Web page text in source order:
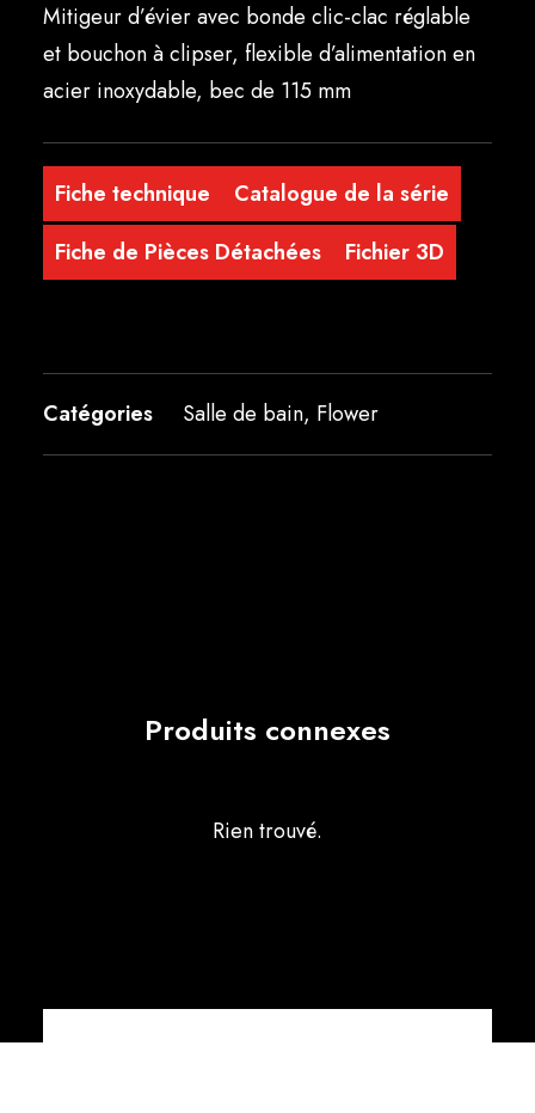
Mitigeur d’évier avec bonde clic-clac réglable
et bouchon à clipser, flexible d’alimentation en
acier inoxydable, bec de 115 mm
Fiche technique
Catalogue de la série
Fiche de Pièces Détachées
Fichier 3D
Catégories Salle de bain, Flower
Produits connexes
Rien trouvé.